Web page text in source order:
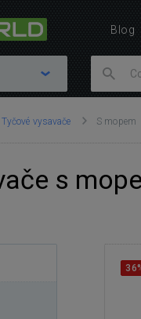
Tyčové vysavače S mopem
s
Blog